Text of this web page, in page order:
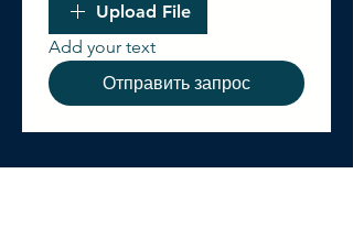
Upload File
Add your text
Отправить запрос